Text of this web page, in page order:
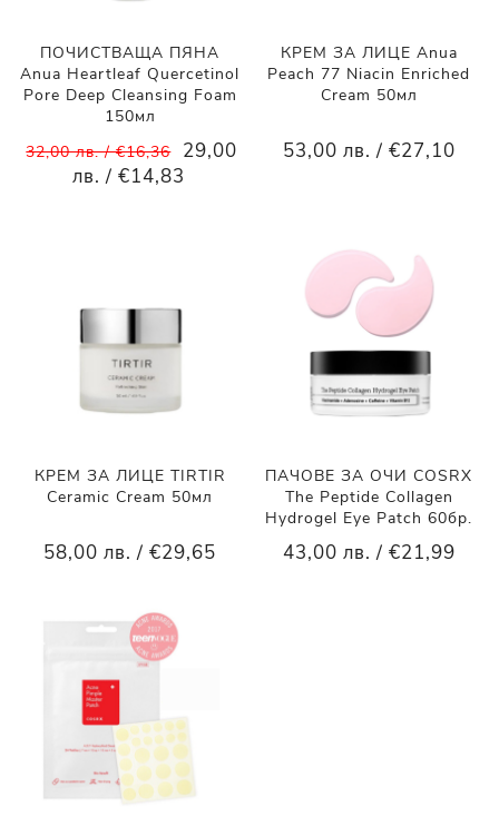
ПОЧИСТВАЩА ПЯНА
Anua Heartleaf Quercetinol
Pore Deep Cleansing Foam
150мл
32,00 лв. / €16,36
29,00
лв. / €14,83
КРЕМ ЗА ЛИЦЕ Anua
Peach 77 Niacin Enriched
Cream 50мл
53,00 лв. / €27,10
КРЕМ ЗА ЛИЦЕ TIRTIR
Ceramic Cream 50мл
58,00 лв. / €29,65
ПАЧОВЕ ЗА ОЧИ COSRX
The Peptide Collagen
Hydrogel Eye Patch 60бр.
43,00 лв. / €21,99